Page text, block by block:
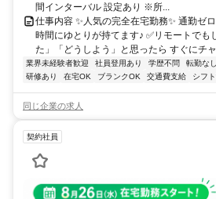
間インターバル 設定あり ※所...
仕事内容 ✨人気の完全在宅勤務✨ 通勤ゼ
時間にゆとりが持てます♪ ✅リモートでも
た」「どうしよう」と思ったら すぐにチ
業界未経験者歓迎 社員登用あり 学歴不問 転勤なし
研修あり
在宅OK ブランクOK 交通費支給 シフ
同じ企業の求人
契約社員